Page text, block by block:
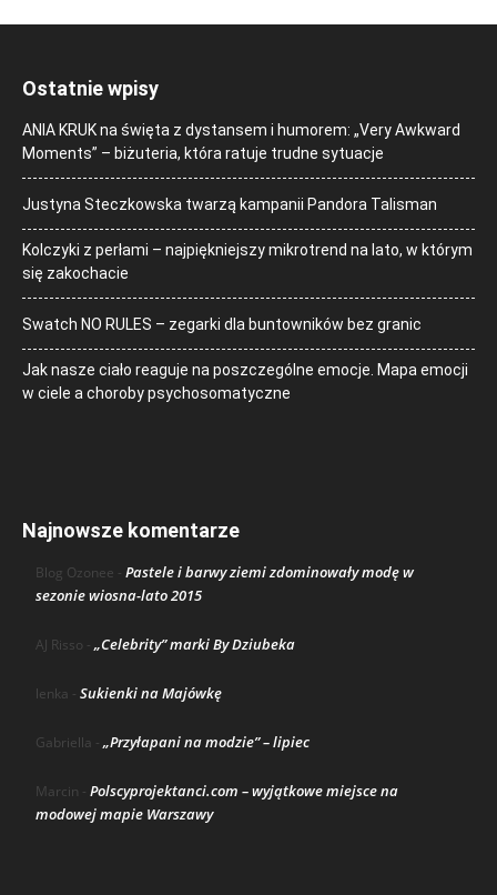
Ostatnie wpisy
ANIA KRUK na święta z dystansem i humorem: „Very Awkward
Moments” – biżuteria, która ratuje trudne sytuacje
Justyna Steczkowska twarzą kampanii Pandora Talisman
Kolczyki z perłami – najpiękniejszy mikrotrend na lato, w którym
się zakochacie
Swatch NO RULES – zegarki dla buntowników bez granic
Jak nasze ciało reaguje na poszczególne emocje. Mapa emocji
w ciele a choroby psychosomatyczne
Najnowsze komentarze
Blog Ozonee - Pastele i barwy ziemi zdominowały modę w
sezonie wiosna-lato 2015
AJ Risso - „Celebrity” marki By Dziubeka
lenka - Sukienki na Majówkę
Gabriella - „Przyłapani na modzie” – lipiec
Marcin - Polscyprojektanci.com – wyjątkowe miejsce na
modowej mapie Warszawy